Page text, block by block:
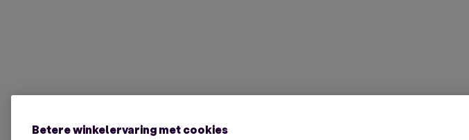
Betere winkelervaring met cookies